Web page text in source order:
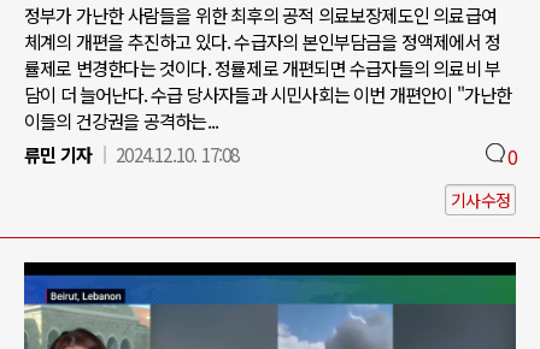
정부가 가난한 사람들을 위한 최후의 공적 의료보장제도인 의료급여
체계의 개편을 추진하고 있다. 수급자의 본인부담금을 정액제에서 정
률제로 변경한다는 것이다. 정률제로 개편되면 수급자들의 의료비 부
담이 더 늘어난다. 수급 당사자들과 시민사회는 이번 개편안이 "가난한
이들의 건강권을 공격하는...
류민 기자
2024.12.10. 17:08 0
기사수정